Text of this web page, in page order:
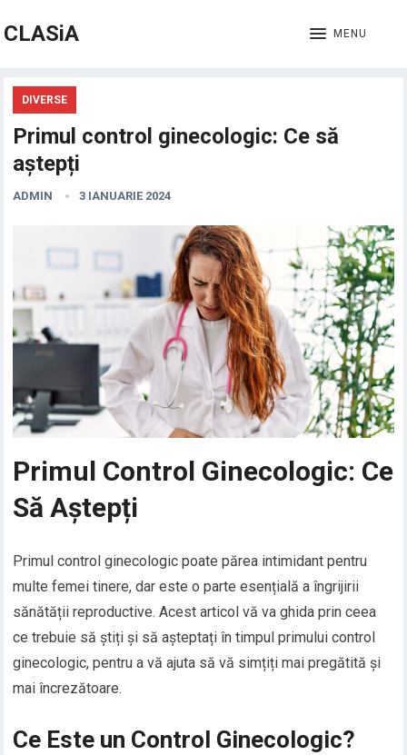
CLASiA MENU
DIVERSE
Primul control ginecologic: Ce să
aștepți
ADMIN 3 IANUARIE 2024
Primul Control Ginecologic: Ce
Să Aștepți
Primul control ginecologic poate părea intimidant pentru
multe femei tinere, dar este o parte esențială a îngrijirii
sănătății reproductive. Acest articol vă va ghida prin ceea
ce trebuie să știți și să așteptați în timpul primului control
ginecologic, pentru a vă ajuta să vă simțiți mai pregătită și
mai încrezătoare.
Ce Este un Control Ginecologic?